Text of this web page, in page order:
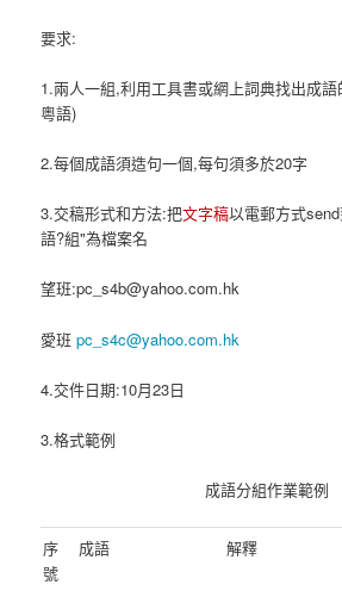
要求:
1.兩人一組,利用工具書或網上詞典找出成
粵語)
2.每個成語須造句一個,每句須多於20字
3.交稿形式和方法:把文字稿以電郵方式
語?組"為檔案名
望班:pc_s4b@yahoo.com.hk
愛班pc_s4c@yahoo.com.hk
4.交件日期:10月23日
3.格式範例
成語分組作業範例
序
號
成語 解釋